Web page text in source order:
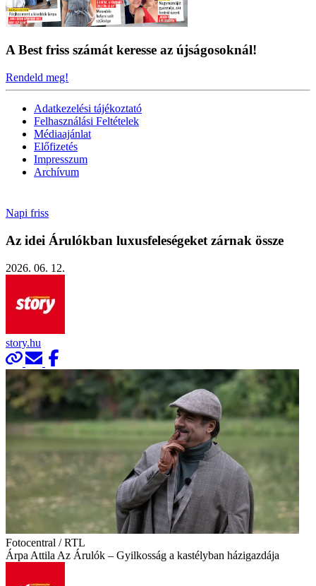
A Best friss számát keresse az újságosoknál!
Rendeld meg!
Adatkezelési tájékoztató
Felhasználási Feltételek
Médiaajánlat
Előfizetés
Impresszum
Archívum
Napi friss
Az idei Árulókban luxusfeleségeket zárnak össze
2026. 06. 12.
story.hu
Fotocentral / RTL
Árpa Attila Az Árulók – Gyilkosság a kastélyban házigazdája